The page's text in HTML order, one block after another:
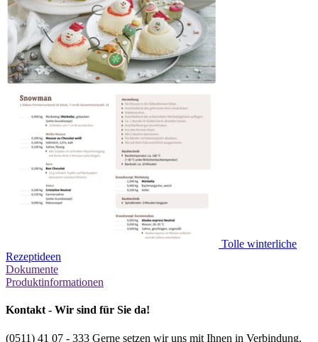
Tolle winterliche
Rezeptideen
Dokumente
Produktinformationen
Kontakt - Wir sind für Sie da!
(0511) 41 07 - 333 Gerne setzen wir uns mit Ihnen in Verbindung.